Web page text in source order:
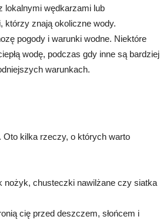
lokalnymi wędkarzami lub
którzy znają okoliczne wody.
pogody i warunki wodne. Niektóre
wodę, podczas gdy inne są bardziej
warunkach.
Oto kilka rzeczy, o których warto
nożyk, chusteczki nawilżane czy siatka
cię przed deszczem, słońcem i